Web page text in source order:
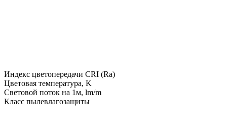
Индекс цветопередачи CRI (Ra)
Цветовая температура, K
Световой поток на 1м, lm/m
Класс пылевлагозащиты